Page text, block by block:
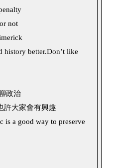
not
history better.Don’t like
政治
許大家會有興趣
is a good way to preserve